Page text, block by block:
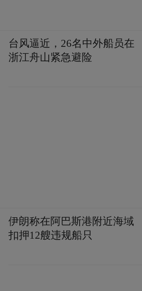
台风逼近，26名中外船员在
浙江舟山紧急避险
伊朗称在阿巴斯港附近海域
扣押12艘违规船只